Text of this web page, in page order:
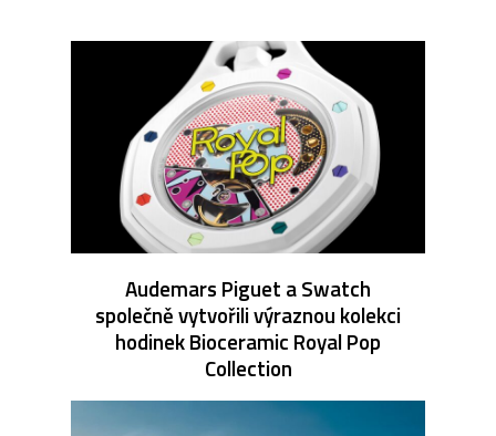
Audemars Piguet a Swatch
společně vytvořili výraznou kolekci
hodinek Bioceramic Royal Pop
Collection